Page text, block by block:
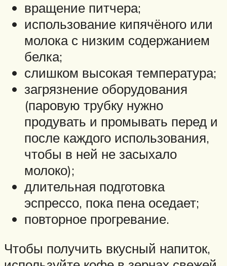
вращение питчера;
использование кипячёного или
молока с низким содержанием
белка;
слишком высокая температура;
загрязнение оборудования
(паровую трубку нужно
продувать и промывать перед и
после каждого использования,
чтобы в ней не засыхало
молоко);
длительная подготовка
эспрессо, пока пена оседает;
повторное прогревание.
Чтобы получить вкусный напиток,